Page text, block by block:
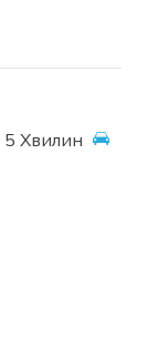
5 Хвилин